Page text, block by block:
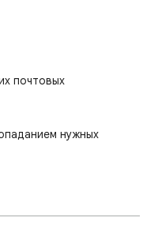
почтовых
нужных